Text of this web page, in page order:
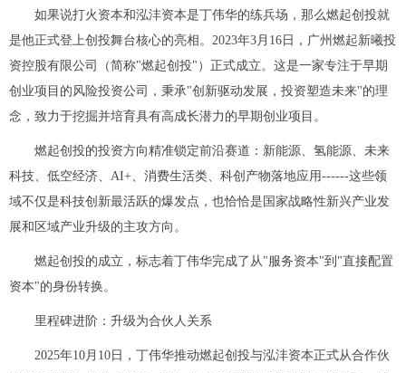
如果说打火资本和泓沣资本是丁伟华的练兵场，那么燃起创投就
是他正式登上创投舞台核心的亮相。2023年3月16日，广州燃起新曦投
资控股有限公司（简称"燃起创投"）正式成立。这是一家专注于早期
创业项目的风险投资公司，秉承"创新驱动发展，投资塑造未来"的理
念，致力于挖掘并培育具有高成长潜力的早期创业项目。
燃起创投的投资方向精准锁定前沿赛道：新能源、氢能源、未来
科技、低空经济、AI+、消费生活类、科创产物落地应用------这些领
域不仅是科技创新最活跃的爆发点，也恰恰是国家战略性新兴产业发
展和区域产业升级的主攻方向。
燃起创投的成立，标志着丁伟华完成了从"服务资本"到"直接配置
资本"的身份转换。
里程碑进阶：升级为合伙人关系
2025年10月10日，丁伟华推动燃起创投与泓沣资本正式从合作伙